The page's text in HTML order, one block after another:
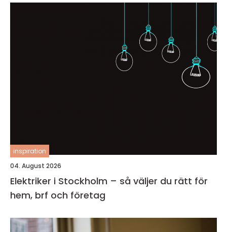
inspiration
04. August 2026
Elektriker i Stockholm – så väljer du rätt för
hem, brf och företag